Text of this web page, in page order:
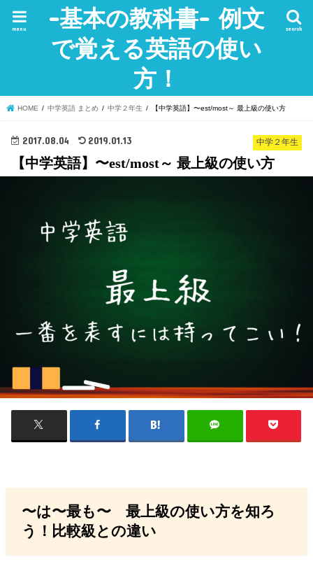
-基本の教科書- 例文
で覚える英語の使い
方！
search
menu
HOME 中学英語 まとめ 中学２年生 【中学英語】〜est/most～ 最上級の使い方
中学２年生
2017.08.04 2019.01.13
【中学英語】〜est/most～ 最上級の使い方
〜は〜最も〜 最上級の使い方を知ろ
う！比較級との違い